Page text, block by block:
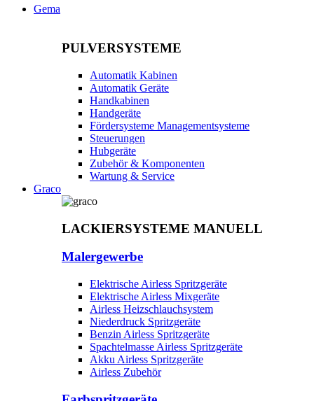
Gema
PULVERSYSTEME
Automatik Kabinen
Automatik Geräte
Handkabinen
Handgeräte
Fördersysteme Managementsysteme
Steuerungen
Hubgeräte
Zubehör & Komponenten
Wartung & Service
Graco
LACKIERSYSTEME MANUELL
Malergewerbe
Elektrische Airless Spritzgeräte
Elektrische Airless Mixgeräte
Airless Heizschlauchsystem
Niederdruck Spritzgeräte
Benzin Airless Spritzgeräte
Spachtelmasse Airless Spritzgeräte
Akku Airless Spritzgeräte
Airless Zubehör